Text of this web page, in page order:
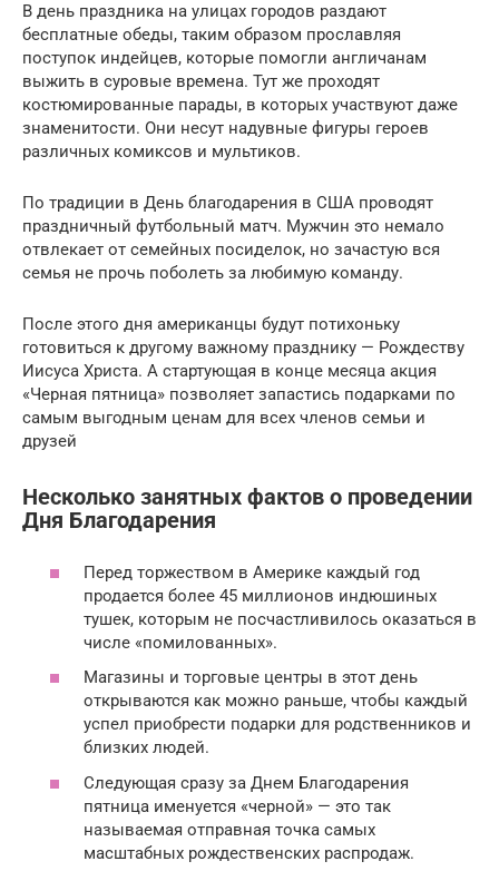
В день праздника на улицах городов раздают
бесплатные обеды, таким образом прославляя
поступок индейцев, которые помогли англичанам
выжить в суровые времена. Тут же проходят
костюмированные парады, в которых участвуют даже
знаменитости. Они несут надувные фигуры героев
различных комиксов и мультиков.
По традиции в День благодарения в США проводят
праздничный футбольный матч. Мужчин это немало
отвлекает от семейных посиделок, но зачастую вся
семья не прочь поболеть за любимую команду.
После этого дня американцы будут потихоньку
готовиться к другому важному празднику — Рождеству
Иисуса Христа. А стартующая в конце месяца акция
«Черная пятница» позволяет запастись подарками по
самым выгодным ценам для всех членов семьи и
друзей
Несколько занятных фактов о проведении
Дня Благодарения
Перед торжеством в Америке каждый год
продается более 45 миллионов индюшиных
тушек, которым не посчастливилось оказаться в
числе «помилованных».
Магазины и торговые центры в этот день
открываются как можно раньше, чтобы каждый
успел приобрести подарки для родственников и
близких людей.
Следующая сразу за Днем Благодарения
пятница именуется «черной» — это так
называемая отправная точка самых
масштабных рождественских распродаж.